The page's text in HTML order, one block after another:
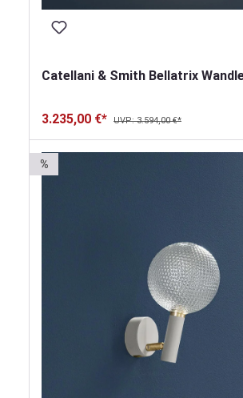
Catellani & Smith Bellatrix
3.235,00 €* UVP: 3.594,00 €*
%